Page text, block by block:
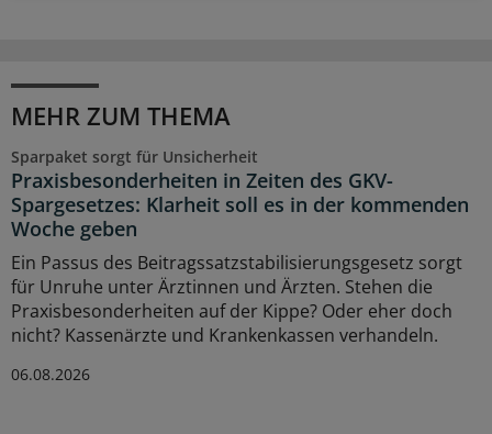
MEHR ZUM THEMA
Sparpaket sorgt für Unsicherheit
Praxisbesonderheiten in Zeiten des GKV-
Spargesetzes: Klarheit soll es in der kommenden
Woche geben
Ein Passus des Beitragssatzstabilisierungsgesetz sorgt
für Unruhe unter Ärztinnen und Ärzten. Stehen die
Praxisbesonderheiten auf der Kippe? Oder eher doch
nicht? Kassenärzte und Krankenkassen verhandeln.
06.08.2026